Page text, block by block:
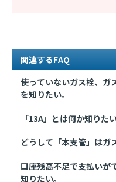
関連するFAQ
使っていないガス栓、ガ
を知りたい。
「13A」とは何か知りたい
どうして「本支管」はガ
口座残高不足で支払いが
知りたい。